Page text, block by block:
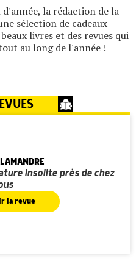
la rédaction de la
sélection de cadeaux
livres et des revues qui
au long de l'année !
insolite près de chez
la revue